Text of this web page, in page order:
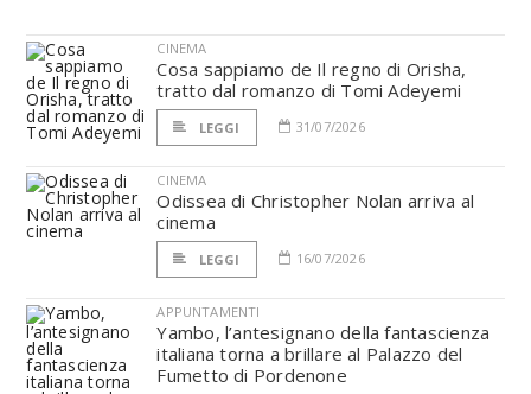
CINEMA
Cosa sappiamo de Il regno di Orisha,
tratto dal romanzo di Tomi Adeyemi
LEGGI 31/07/2026
CINEMA
Odissea di Christopher Nolan arriva al
cinema
LEGGI 16/07/2026
APPUNTAMENTI
Yambo, l’antesignano della fantascienza
italiana torna a brillare al Palazzo del
Fumetto di Pordenone